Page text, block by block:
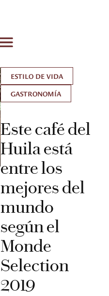
ESTILO DE VIDA
GASTRONOMÍA
Este café del
Huila está
entre los
mejores del
mundo
según el
Monde
Selection
2019